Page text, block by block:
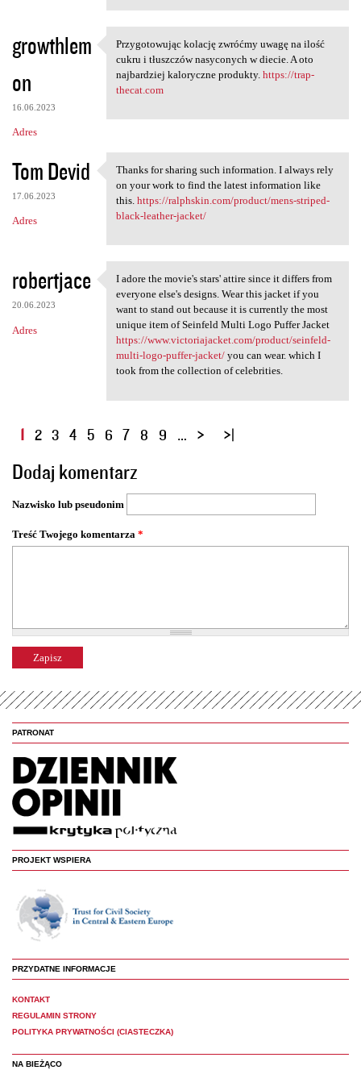
growthlem
on
16.06.2023
Adres
Przygotowując kolację zwróćmy
Przygotowując kolację zwróćmy uwagę na ilość
cukru i tłuszczów nasyconych w diecie. A oto
najbardziej kaloryczne produkty. https://trap-
thecat.com
Tom Devid
17.06.2023
Adres
Thanks for sharing such
Thanks for sharing such information. I always rely
on your work to find the latest information like
this. https://ralphskin.com/product/mens-striped-
black-leather-jacket/
robertjace
20.06.2023
Adres
I adore the movie's stars'
I adore the movie's stars' attire since it differs from
everyone else's designs. Wear this jacket if you
want to stand out because it is currently the most
unique item of Seinfeld Multi Logo Puffer Jacket
https://www.victoriajacket.com/product/seinfeld-
multi-logo-puffer-jacket/you can wear. which I
took from the collection of celebrities.
S
r
o
n
y
1 2 3 4 5 6 7 8 9 …
Dodaj komentarz
Nazwisko lub pseudonim
Treść Twojego komentarza *
PATRONAT
PROJEKT WSPIERA
PRZYDATNE INFORMACJE
KONTAKT
REGULAMIN STRONY
POLITYKA PRYWATNOŚCI (CIASTECZKA)
NA BIEŻĄCO